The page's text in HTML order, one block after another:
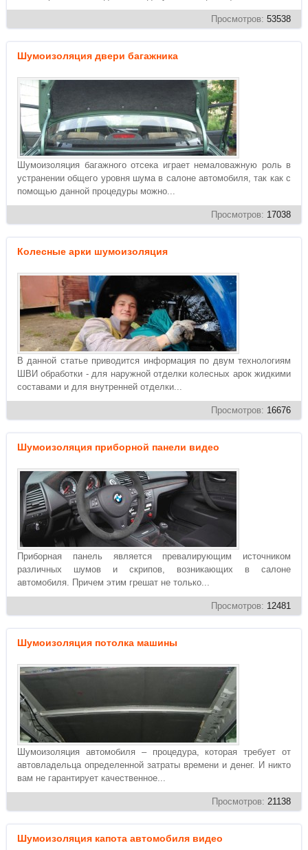
Просмотров: 53538
Шумоизоляция двери багажника
Шумоизоляция багажного отсека играет немаловажную роль в
устранении общего уровня шума в салоне автомобиля, так как с
помощью данной процедуры можно...
Просмотров: 17038
Колесные арки шумоизоляция
В данной статье приводится информация по двум технологиям
ШВИ обработки - для наружной отделки колесных арок жидкими
составами и для внутренней отделки...
Просмотров: 16676
Шумоизоляция приборной панели видео
Приборная панель является превалирующим источником
различных шумов и скрипов, возникающих в салоне
автомобиля. Причем этим грешат не только...
Просмотров: 12481
Шумоизоляция потолка машины
Шумоизоляция автомобиля – процедура, которая требует от
автовладельца определенной затраты времени и денег. И никто
вам не гарантирует качественное...
Просмотров: 21138
Шумоизоляция капота автомобиля видео